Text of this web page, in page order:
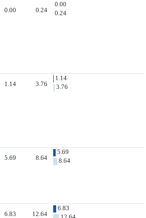
0.00 0.24
0.00
0.24
1.14 3.76
1.14
3.76
5.69 8.64
5.69
8.64
6.83 12.64
6.83